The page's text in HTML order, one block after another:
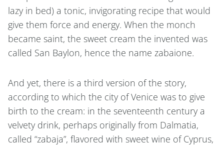
lazy in bed) a tonic, invigorating recipe that would
give them force and energy. When the monch
became saint, the sweet cream the invented was
called San Baylon, hence the name zabaione.
And yet, there is a third version of the story,
according to which the city of Venice was to give
birth to the cream: in the seventeenth century a
velvety drink, perhaps originally from Dalmatia,
called “zabaja”, flavored with sweet wine of Cyprus,